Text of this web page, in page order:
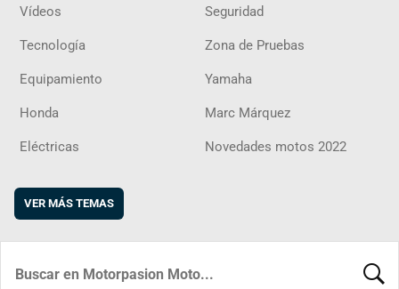
Vídeos Seguridad
Tecnología Zona de Pruebas
Equipamiento Yamaha
Honda Marc Márquez
Eléctricas Novedades motos 2022
VER MÁS TEMAS